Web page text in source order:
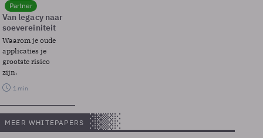
Partner
Van legacy naar
soevereiniteit
Waarom je oude
applicaties je
grootste risico
zijn.
1 min
MEER WHITEPAPERS